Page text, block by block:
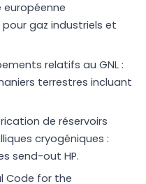
gaz industriels et
relatifs au GNL :
terrestres incluant
de réservoirs
cryogéniques :
send-out HP.
Code for the